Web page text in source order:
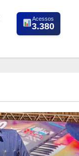
Acessos
3.380